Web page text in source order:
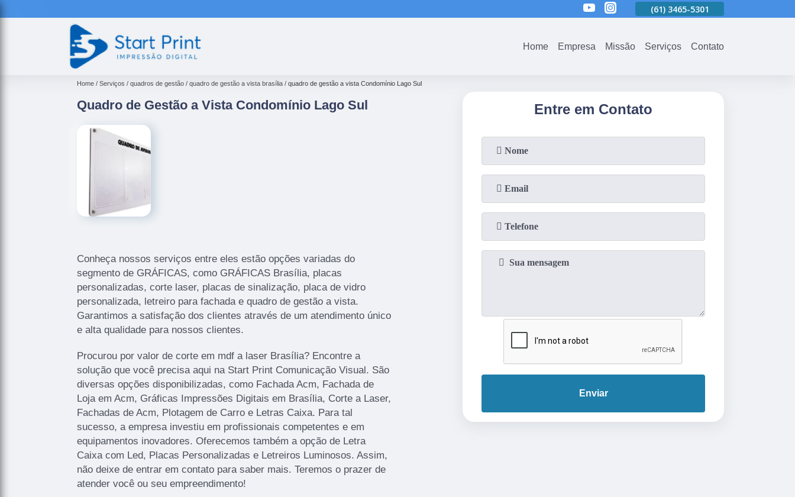
3465-5301 (61) 3465-5301
Home Empresa Missão Serviços Contato
Home Serviços quadros de gestão quadro de gestão a vista brasília quadro de gestão a vista Condomínio Lago Sul
Quadro de Gestão a Vista Condomínio Lago Sul
Conheça nossos serviços entre eles estão opções variadas do
segmento de GRÁFICAS, como GRÁFICAS Brasília, placas
personalizadas, corte laser, placas de sinalização, placa de vidro
personalizada, letreiro para fachada e quadro de gestão a vista.
Garantimos a satisfação dos clientes através de um atendimento único
e alta qualidade para nossos clientes.
Procurou por valor de corte em mdf a laser Brasília? Encontre a
solução que você precisa aqui na Start Print Comunicação Visual. São
diversas opções disponibilizadas, como Fachada Acm, Fachada de
Loja em Acm, Gráficas Impressões Digitais em Brasília, Corte a Laser,
Fachadas de Acm, Plotagem de Carro e Letras Caixa. Para tal
sucesso, a empresa investiu em profissionais competentes e em
equipamentos inovadores. Oferecemos também a opção de Letra
Caixa com Led, Placas Personalizadas e Letreiros Luminosos. Assim,
não deixe de entrar em contato para saber mais. Teremos o prazer de
atender você ou seu empreendimento!
Entre em Contato
Enviar